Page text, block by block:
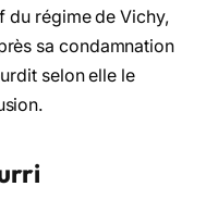
du régime de Vichy,
sa condamnation
selon elle le